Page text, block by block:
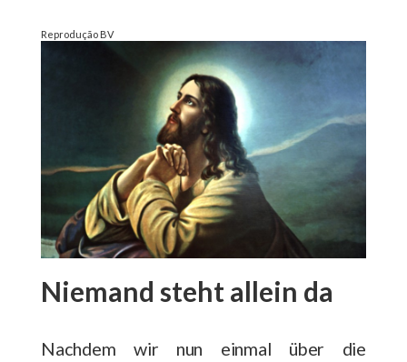
Reprodução BV
Niemand steht allein da
Nachdem wir nun einmal über die